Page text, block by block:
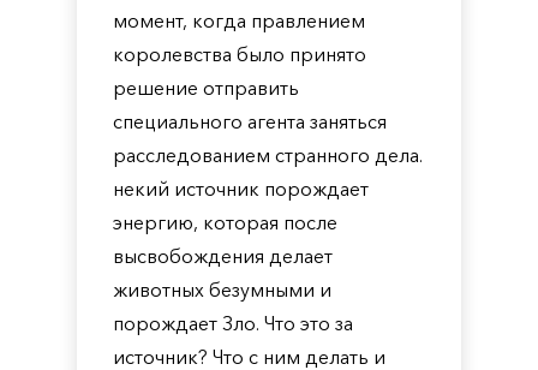
момент, когда правлением
королевства было принято
решение отправить
специального агента заняться
расследованием странного дела.
некий источник порождает
энергию, которая после
высвобождения делает
животных безумными и
порождает Зло. Что это за
источник? Что с ним делать и